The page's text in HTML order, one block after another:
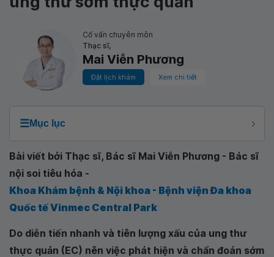
Cố vấn chuyên môn
Thạc sĩ,
Mai Viễn Phương
Đặt lịch khám Xem chi tiết
☰Mục lục
Bài viết bởi Thạc sĩ, Bác sĩ Mai Viễn Phương - Bác sĩ
nội soi tiêu hóa -
Khoa Khám bệnh & Nội khoa - Bệnh viện Đa khoa
Quốc tế Vinmec Central Park
Do diễn tiến nhanh và tiên lượng xấu của ung thư
thực quản (EC) nên việc phát hiện và chẩn đoán sớm